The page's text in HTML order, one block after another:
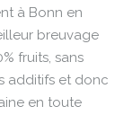
à Bonn en
breuvage
fruits, sans
additifs et donc
en toute